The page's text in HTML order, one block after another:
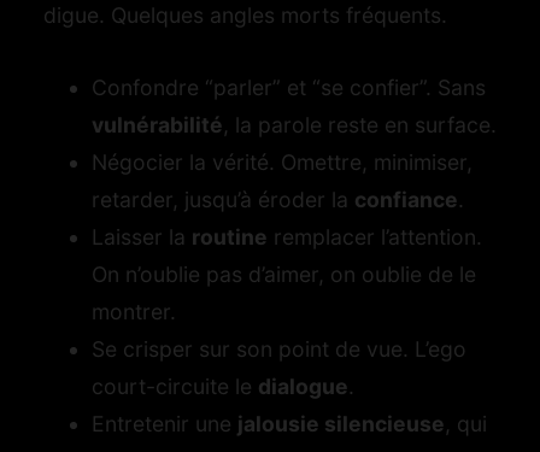
digue. Quelques angles morts fréquents.
Confondre “parler” et “se confier”. Sans
vulnérabilité, la parole reste en surface.
Négocier la vérité. Omettre, minimiser,
retarder, jusqu’à éroder la confiance.
Laisser la routine remplacer l’attention.
On n’oublie pas d’aimer, on oublie de le
montrer.
Se crisper sur son point de vue. L’ego
court-circuite le dialogue.
Entretenir une jalousie silencieuse, qui